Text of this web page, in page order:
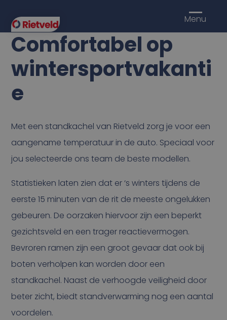
Menu
Comfortabel op
wintersportvakanti
e
Met een standkachel van Rietveld zorg je voor een
aangename temperatuur in de auto. Speciaal voor
jou selecteerde ons team de beste modellen.
Statistieken laten zien dat er ‘s winters tijdens de
eerste 15 minuten van de rit de meeste ongelukken
gebeuren. De oorzaken hiervoor zijn een beperkt
gezichtsveld en een trager reactievermogen.
Bevroren ramen zijn een groot gevaar dat ook bij
boten verholpen kan worden door een
standkachel. Naast de verhoogde veiligheid door
beter zicht, biedt standverwarming nog een aantal
voordelen.